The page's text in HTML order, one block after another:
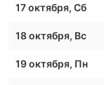
17 октября, Сб
18 октября, Вс
19 октября, Пн